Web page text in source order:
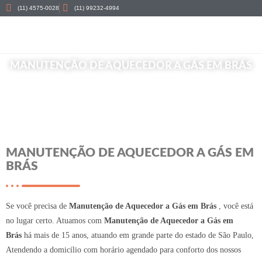
(11) 4575-0028 (11) 99232-4994
MANUTENÇÃO DE AQUECEDOR A GÁS EM BRÁS
MANUTENÇÃO DE AQUECEDOR A GÁS EM
BRÁS
Se você precisa de Manutenção de Aquecedor a Gás em Brás , você está
no lugar certo. Atuamos com Manutenção de Aquecedor a Gás em
Brás há mais de 15 anos, atuando em grande parte do estado de São Paulo,
Atendendo a domicílio com horário agendado para conforto dos nossos